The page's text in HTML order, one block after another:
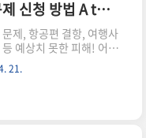
다! 초기 대응이 모든 것
이 아니죠. 증거 확보가 핵
해야 할까요?증거 확보,
박 증거 3종 세트 : 항공
계약서는 기본 중의 기
히 챙겨두세요! 현장..
해외여행 피해? 소비자원 피해구제 신청 방법 A to Z
제, 항공편 결항, 여행사
예상치 못한 피해! 어떻
하고 당황스러운 상황에
줄 소비자원 피해구제 신
이 파헤쳐 드립니다!
용법부터 소비자분쟁조정
21.